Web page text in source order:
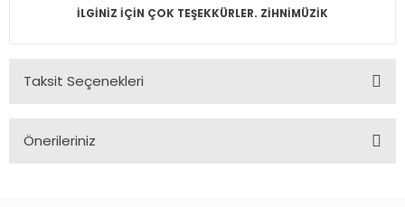
İLGİNİZ İÇİN ÇOK TEŞEKKÜRLER. ZİHNİMÜZİK
Taksit Seçenekleri
Önerileriniz